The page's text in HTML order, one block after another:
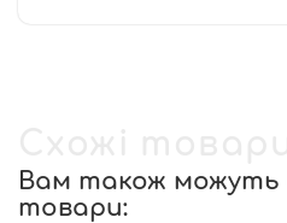
Вам також можуть
товари: